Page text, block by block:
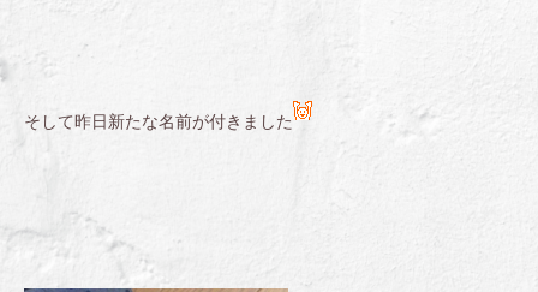
そして昨日新たな名前が付きました